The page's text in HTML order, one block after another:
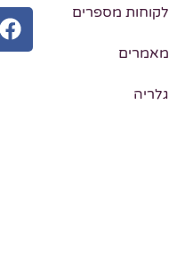
לקוחות מספרים
מאמרים
גלריה